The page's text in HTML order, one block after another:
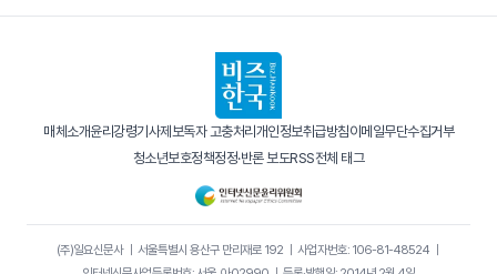
매체소개윤리강령기사제보독자 고충처리 개인정보취급방침이메일무단수집거부
청소년보호정책정정·반론 보도RSS전체 태그
(주)일요신문사｜ 서울특별시 용산구 만리재로 192｜ 사업자번호: 106-81-48524｜